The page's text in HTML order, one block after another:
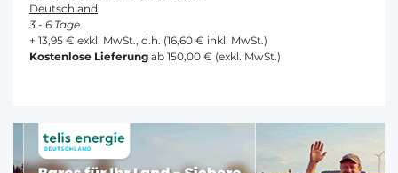
Deutschland
3 - 6 Tage
+ 13,95 € exkl. MwSt., d.h. (16,60 € inkl. MwSt.)
Kostenlose Lieferung ab 150,00 € (exkl. MwSt.)